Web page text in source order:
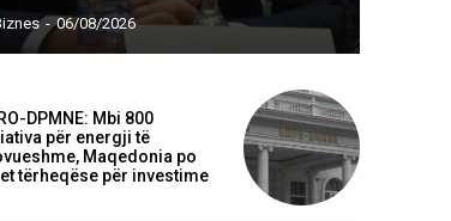
- 06/08/2026
DPMNE: Mbi 800
për energji të
Maqedonia po
tërheqëse për investime